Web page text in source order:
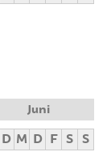
Juni
D M D F S S